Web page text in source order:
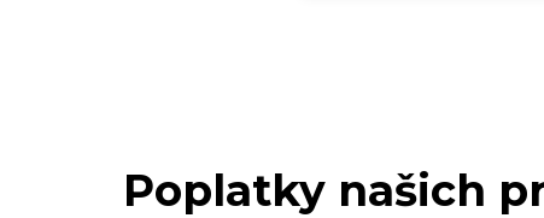
Poplatky našich